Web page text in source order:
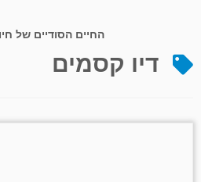
החיים הסודיים של
דיו קסמים